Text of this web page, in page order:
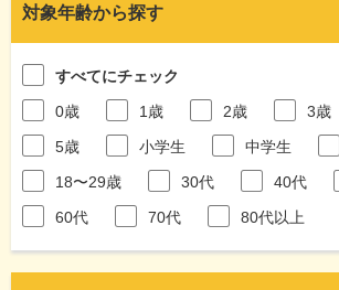
対象年齢から探す
すべてにチェック
0歳
1歳 2歳 3歳
5歳
小学生 中学生
18〜29歳
30代 40代
60代
70代 80代以上